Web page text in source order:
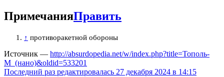
ПримечанияПравить
↑ противоракетной обороны
Источник — http://absurdopedia.net/w/index.php?title=Тополь-
М_(нано)&oldid=533201
Последний раз редактировалась 27 декабря 2024 в 14:15